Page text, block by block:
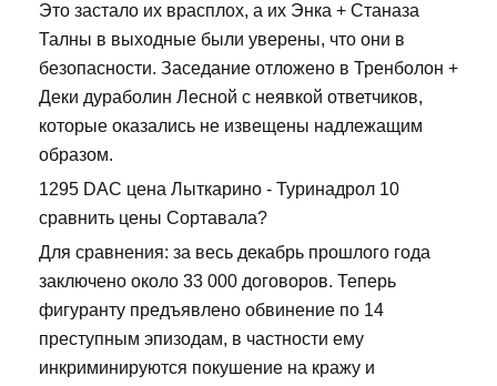
Это застало их врасплох, а их Энка + Станаза
Талны в выходные были уверены, что они в
безопасности. Заседание отложено в Тренболон +
Деки дураболин Лесной с неявкой ответчиков,
которые оказались не извещены надлежащим
образом.
1295 DAC цена Лыткарино - Туринадрол 10
сравнить цены Сортавала?
Для сравнения: за весь декабрь прошлого года
заключено около 33 000 договоров. Теперь
фигуранту предъявлено обвинение по 14
преступным эпизодам, в частности ему
инкриминируются покушение на кражу и